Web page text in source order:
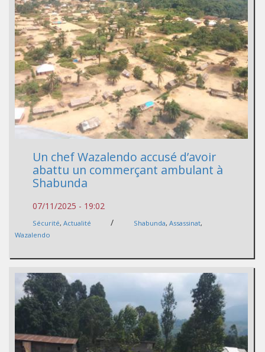
Un chef Wazalendo accusé d’avoir
abattu un commerçant ambulant à
Shabunda
07/11/2025 - 19:02
Sécurité, Actualité / Shabunda, Assassinat,
Wazalendo